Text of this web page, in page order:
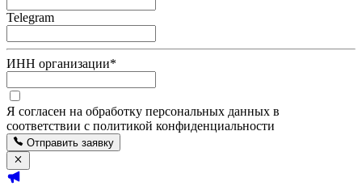
Telegram
ИНН организации*
Я согласен на обработку персональных данных в
соответствии с политикой конфиденциальности
Отправить заявку